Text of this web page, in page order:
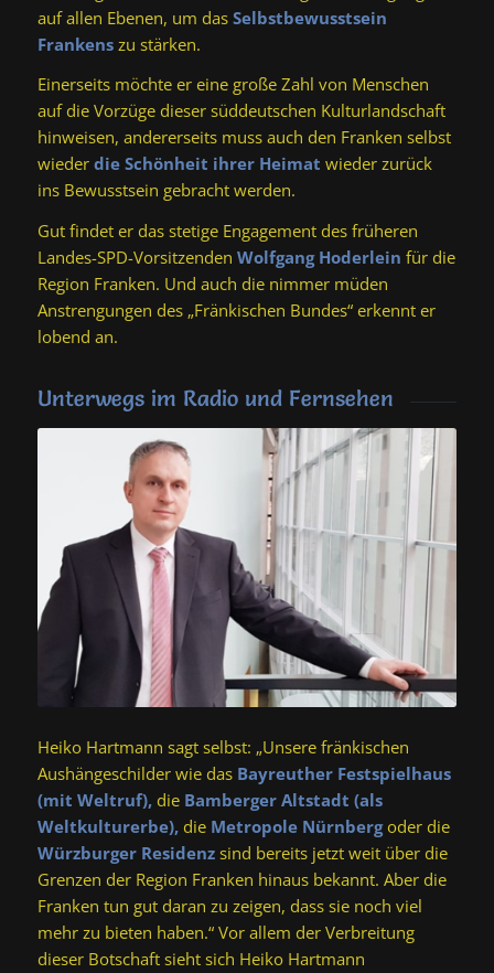
auf allen Ebenen, um das Selbstbewusstsein
Frankenszu stärken.
Einerseits möchte er eine große Zahl von Menschen
auf die Vorzüge dieser süddeutschen Kulturlandschaft
hinweisen, andererseits muss auch den Franken selbst
wieder die Schönheit ihrer Heimat wieder zurück
ins Bewusstsein gebracht werden.
Gut findet er das stetige Engagement des früheren
Landes-SPD-Vorsitzenden Wolfgang Hoderlein für die
Region Franken. Und auch die nimmer müden
Anstrengungen des „Fränkischen Bundes“ erkennt er
lobend an.
Unterwegs im Radio und Fernsehen
Heiko Hartmann sagt selbst: „Unsere fränkischen
Aushängeschilder wie das Bayreuther Festspielhaus
(mit Weltruf),die Bamberger Altstadt (als
Weltkulturerbe),die Metropole Nürnbergoder die
Würzburger Residenzsind bereits jetzt weit über die
Grenzen der Region Franken hinaus bekannt. Aber die
Franken tun gut daran zu zeigen, dass sie noch viel
mehr zu bieten haben.“ Vor allem der Verbreitung
dieser Botschaft sieht sich Heiko Hartmann